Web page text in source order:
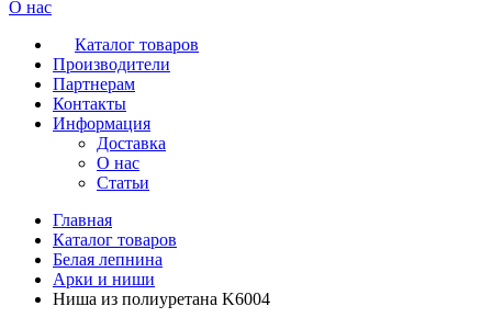
О нас
Каталог товаров
Производители
Партнерам
Контакты
Информация
Доставка
О нас
Статьи
Главная
Каталог товаров
Белая лепнина
Арки и ниши
Ниша из полиуретана K6004